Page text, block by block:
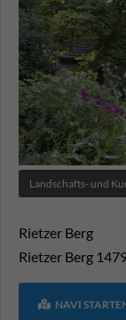
Landschafts- und
Rietzer Berg
Rietzer Berg
NAVI